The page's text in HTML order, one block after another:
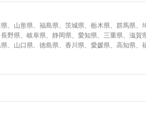
、山形県、福島県、茨城県、栃木県、群馬県、
野県、岐阜県、静岡県、愛知県、三重県、滋賀
、山口県、徳島県、香川県、愛媛県、高知県、